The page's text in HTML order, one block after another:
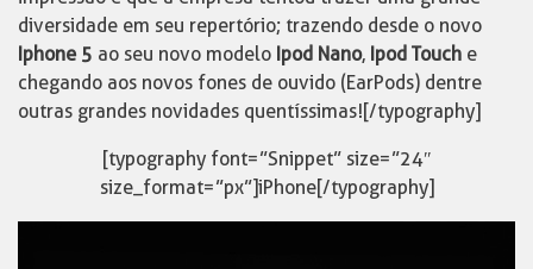
diversidade em seu repertório; trazendo desde o novo
Iphone 5 ao seu novo modelo Ipod Nano, Ipod Touch e
chegando aos novos fones de ouvido (EarPods) dentre
outras grandes novidades quentíssimas![/typography]
[typography font=”Snippet” size=”24″
size_format=”px”]iPhone[/typography]